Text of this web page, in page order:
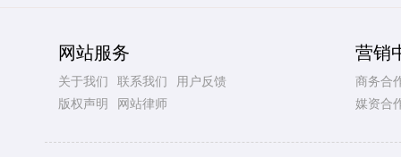
网站服务
关于我们 联系我们
用户反馈
版权声明
网站律师
营销
商务合
媒资合